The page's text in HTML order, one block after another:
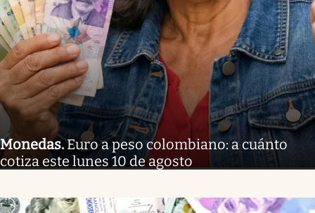
Monedas.Euro a peso colombiano: a cuánto
cotiza este lunes 10 de agosto